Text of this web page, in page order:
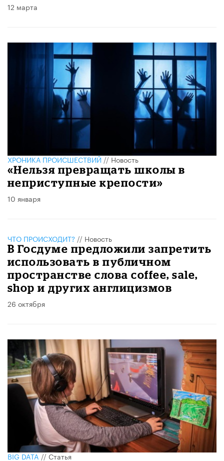
12 марта
ХРОНИКА ПРОИСШЕСТВИЙ//Новость
«Нельзя превращать школы в
неприступные крепости»
10 января
ЧТО ПРОИСХОДИТ? // Новость
В Госдуме предложили запретить
использовать в публичном
пространстве слова сoffee, sale,
shop и других англицизмов
26 октября
BIG DATA//Статья